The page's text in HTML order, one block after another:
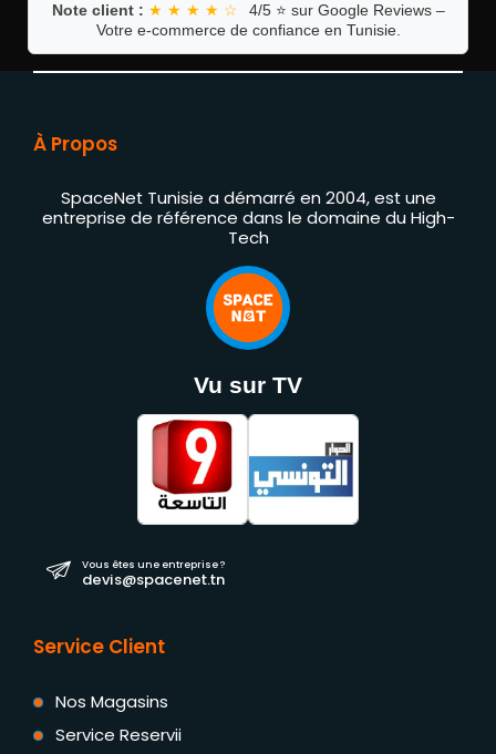
Note client : ★ ★ ★ ★ ☆
4/5 ⭐ sur Google Reviews –
Votre e-commerce de confiance en Tunisie.
À Propos
SpaceNet Tunisie a démarré en 2004, est une
entreprise de référence dans le domaine du High-
Tech
Vu sur TV
Vous êtes une entreprise ?
devis@spacenet.tn
Service Client
Nos Magasins
Service Reservii